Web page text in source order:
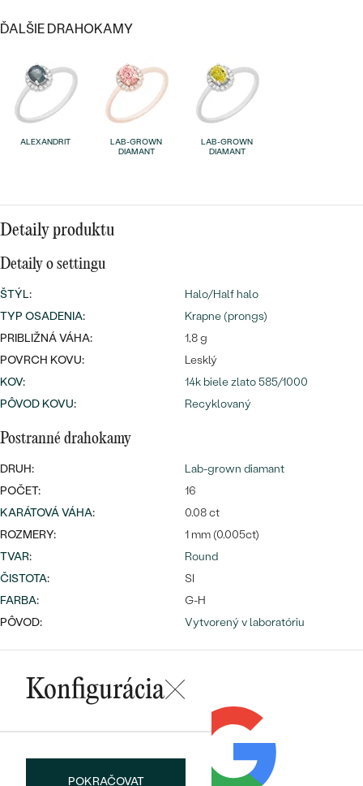
Wave kolekcia
PODĽA TVARU DRAHOKAMU
NA MIERU
Bestsellery
Najpredávanejšie
náušnice
Personalizované
prívesky
Najpredávanejšie
prstene
PREZRIEŤ
ĎALŠIE DRAHOKAMY
ALEXANDRIT
LAB-GROWN
DIAMANT
LAB-GROWN
DIAMANT
Detaily produktu
Detaily o settingu
ŠTÝL:
Halo/Half halo
TYP OSADENIA:
Krapne (prongs)
PRIBLIŽNÁ VÁHA:
1,8 g
POVRCH KOVU:
Lesklý
KOV:
14k biele zlato 585/1000
PÔVOD KOVU: Recyklovaný
Postranné drahokamy
DRUH:
Lab-grown diamant
POČET:
16
KARÁTOVÁ VÁHA:
0.08 ct
ROZMERY:
1 mm (0.005ct)
TVAR:
Round
ČISTOTA:
SI
FARBA:
G-H
PÔVOD:
Vytvorený v laboratóriu
Konfigurácia
POKRAČOVAT